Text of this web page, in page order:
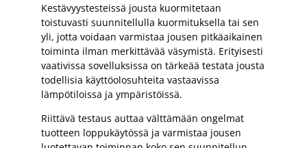
Kestävyystesteissä jousta kuormitetaan
toistuvasti suunnitellulla kuormituksella tai sen
yli, jotta voidaan varmistaa jousen pitkäaikainen
toiminta ilman merkittävää väsymistä. Erityisesti
vaativissa sovelluksissa on tärkeää testata jousta
todellisia käyttöolosuhteita vastaavissa
lämpötiloissa ja ympäristöissä.
Riittävä testaus auttaa välttämään ongelmat
tuotteen loppukäytössä ja varmistaa jousen